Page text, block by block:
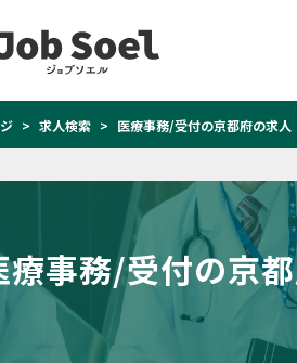
求人検索 医療事務/受付の京都府の求人
療事務/受付の京